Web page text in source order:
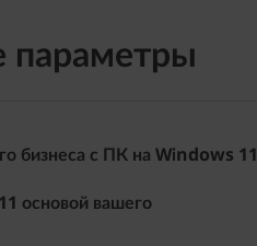
параметры
бизнеса с ПК на Windows 11
основой вашего